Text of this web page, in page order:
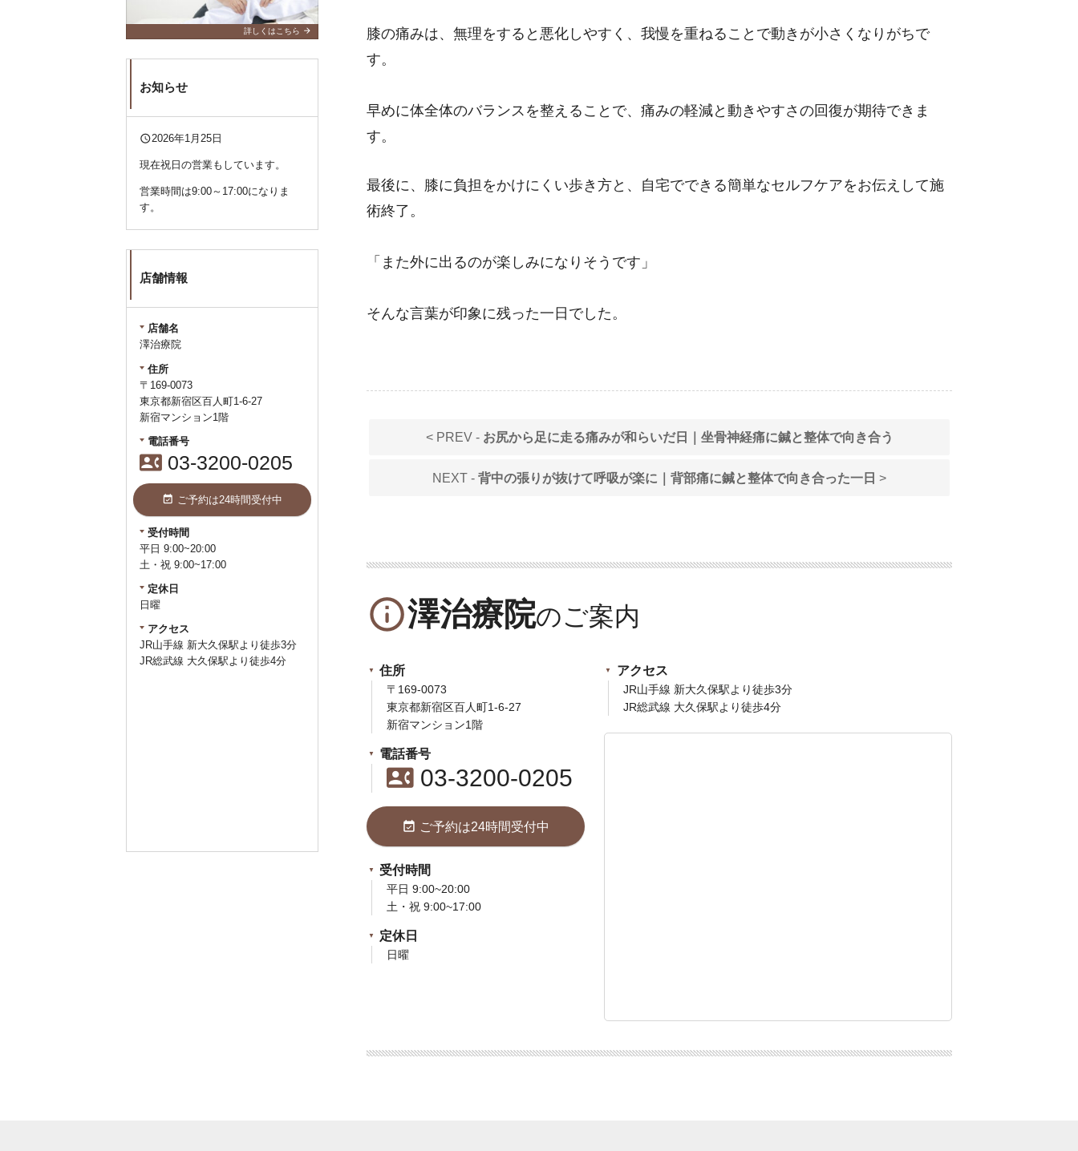
膝の痛みは、無理をすると悪化しやすく、我慢を重ねることで動きが小さくなりがちで
す。
早めに体全体のバランスを整えることで、痛みの軽減と動きやすさの回復が期待できま
す。
最後に、膝に負担をかけにくい歩き方と、自宅でできる簡単なセルフケアをお伝えして施
術終了。
「また外に出るのが楽しみになりそうです」
そんな言葉が印象に残った一日でした。
< PREV - お尻から足に走る痛みが和らいだ日｜坐骨神経痛に鍼と整体で向き合う
NEXT - 背中の張りが抜けて呼吸が楽に｜背部痛に鍼と整体で向き合った一日 >
info_outline澤治療院
住所
〒169-0073
東京都新宿区百人町1-6-27
新宿マンション1階
電話番号
contact_phone03-3200-0205
event_available ご予約は24時間受付中
受付時間
平日 9:00~20:00
土・祝 9:00~17:00
定休日
日曜
アクセス
JR山手線 新大久保駅より徒歩3分
JR総武線 大久保駅より徒歩4分
詳しくはこちら arrow_forward
お知らせ
query_builder2026年1月25日
現在祝日の営業もしています。
営業時間は9:00～17:00になりま
す。
店舗情報
店舗名
澤治療院
住所
〒169-0073
東京都新宿区百人町1-6-27
新宿マンション1階
電話番号
contact_phone 03-3200-0205
event_available ご予約は24時間受付中
受付時間
平日 9:00~20:00
土・祝 9:00~17:00
定休日
日曜
アクセス
JR山手線 新大久保駅より徒歩3分
JR総武線 大久保駅より徒歩4分